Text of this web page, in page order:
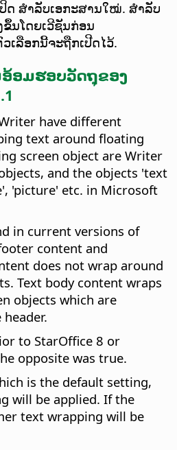
ດ ສຳລັບເອກະສານໃໝ່. ສຳລັບ
ນໂດຍເວີຊັນກ່ອນ
ເລືອກນີ້ຈະຖືກເປີດໄວ້.
ອມຮອບວັດຖຸຂອງ
have different
text around floating
screen object are Writer
and the objects 'text
'picture' etc. in Microsoft
in current versions of
content and
does not wrap around
Text body content wraps
objects which are
to StarOffice 8 or
opposite was true.
is the default setting,
will be applied. If the
text wrapping will be